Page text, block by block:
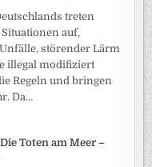
treten
auf,
störender Lärm
illegal modifiziert
Regeln und bringen
Da...
Toten am Meer –